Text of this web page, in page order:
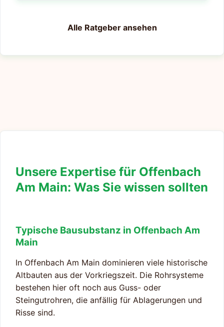
Alle Ratgeber ansehen
Unsere Expertise für Offenbach
Am Main: Was Sie wissen sollten
Typische Bausubstanz in Offenbach Am
Main
In Offenbach Am Main dominieren viele historische
Altbauten aus der Vorkriegszeit. Die Rohrsysteme
bestehen hier oft noch aus Guss- oder
Steingutrohren, die anfällig für Ablagerungen und
Risse sind.